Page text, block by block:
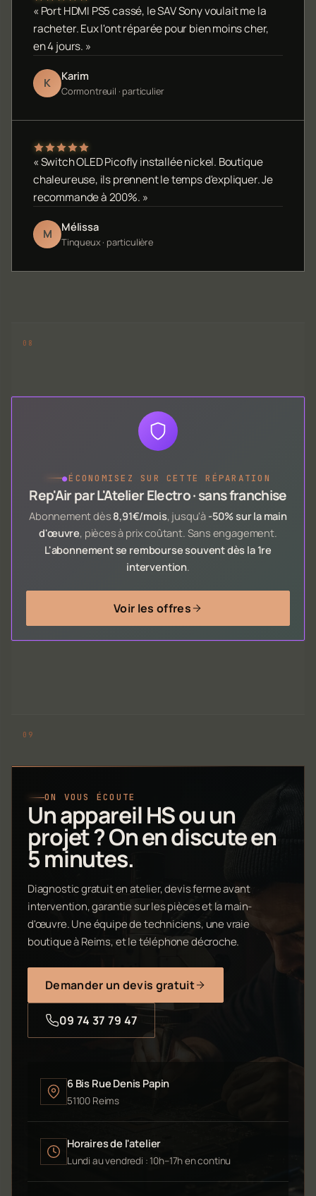
« Port HDMI PS5 cassé, le SAV Sony voulait me la
racheter. Eux l'ont réparée pour bien moins cher,
en 4 jours. »
K Karim
Cormontreuil · particulier
« Switch OLED Picofly installée nickel. Boutique
chaleureuse, ils prennent le temps d'expliquer. Je
recommande à 200%. »
M Mélissa
Tinqueux · particulière
●ÉCONOMISEZ SUR CETTE RÉPARATION
Rep'Air par L'Atelier Electro · sans franchise
Abonnement dès 8,91€/mois, jusqu'à -50% sur la main
d'œuvre, pièces à prix coûtant. Sans engagement.
L'abonnement se rembourse souvent dès la 1re
intervention
Voir les offres
ON VOUS ÉCOUTE
Un appareil HS ou un
projet ? On en discute en
5 minutes.
Diagnostic gratuit en atelier, devis ferme avant
intervention, garantie sur les pièces et la main-
d'œuvre. Une équipe de techniciens, une vraie
boutique à Reims, et le téléphone décroche.
Demander un devis gratuit
09 74 37 79 47
6 Bis Rue Denis Papin
51100 Reims
Horaires de l'atelier
Lundi au vendredi : 10h–17h en continu